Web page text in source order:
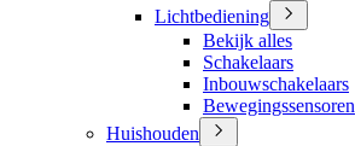
Lichtbediening
Bekijk alles
Schakelaars
Inbouwschakelaars
Bewegingssensoren
Huishouden